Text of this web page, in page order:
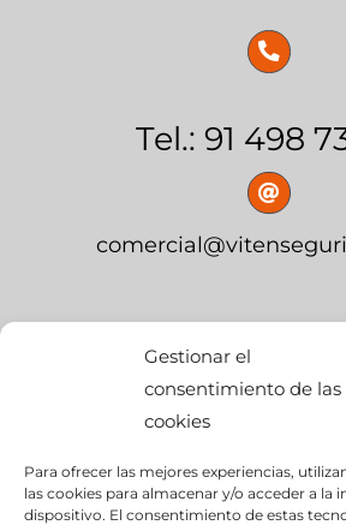
Gestionar el
consentimiento de las
cookies
Para ofrecer las mejores experiencias,
las cookies para almacenar y/o acceder a la
dispositivo. El consentimiento de estas
Tel.: 91 498
calle Palier, s/n
edif. BMW